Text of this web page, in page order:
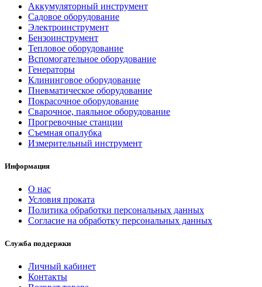
Аккумуляторный инструмент
Садовое оборудование
Электроинструмент
Бензоинструмент
Тепловое оборудование
Вспомогательное оборудование
Генераторы
Клининговое оборудование
Пневматическое оборудование
Покрасочное оборудование
Сварочное, паяльное оборудование
Прогревочные станции
Съемная опалубка
Измерительный инструмент
Информация
О нас
Условия проката
Политика обработки персональных данных
Согласие на обработку персональных данных
Служба поддержки
Личный кабинет
Контакты